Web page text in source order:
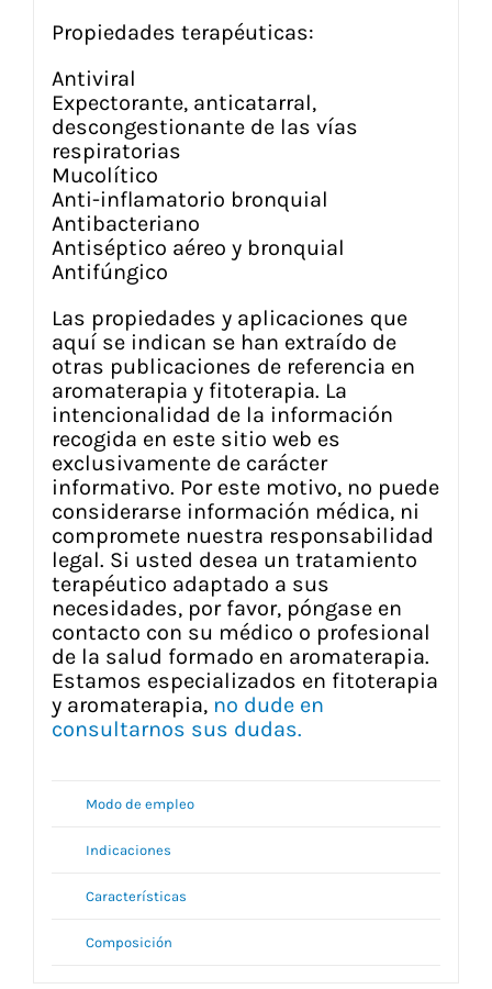
Propiedades terapéuticas:
Antiviral
Expectorante, anticatarral,
descongestionante de las vías
respiratorias
Mucolítico
Anti-inflamatorio bronquial
Antibacteriano
Antiséptico aéreo y bronquial
Antifúngico
Las propiedades y aplicaciones que
aquí se indican se han extraído de
otras publicaciones de referencia en
aromaterapia y fitoterapia. La
intencionalidad de la información
recogida en este sitio web es
exclusivamente de carácter
informativo. Por este motivo, no puede
considerarse información médica, ni
compromete nuestra responsabilidad
legal. Si usted desea un tratamiento
terapéutico adaptado a sus
necesidades, por favor, póngase en
contacto con su médico o profesional
de la salud formado en aromaterapia.
Estamos especializados en fitoterapia
y aromaterapia, no dude en
consultarnos sus dudas.
Modo de empleo
Indicaciones
Características
Composición